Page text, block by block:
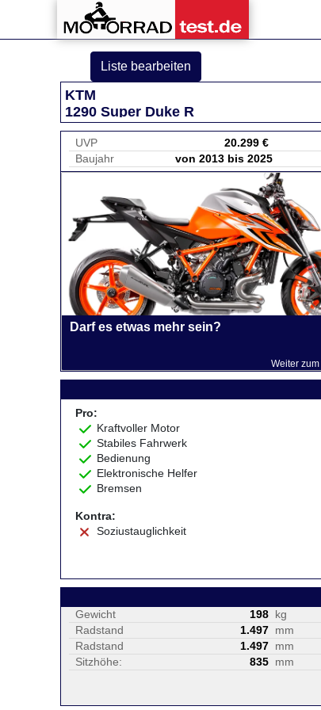
Liste bearbeiten
KTM
1290 Super Duke R
UVP
20.299 €
Baujahr
von 2013 bis 2025
Darf es etwas mehr sein?
Weiter
Pro:
Kraftvoller Motor
Stabiles Fahrwerk
Bedienung
Elektronische Helfer
Bremsen
Kontra:
Soziustauglichkeit
Gewicht 198 kg
Radstand
1.497 mm
Radstand
1.497 mm
Sitzhöhe:
835 mm